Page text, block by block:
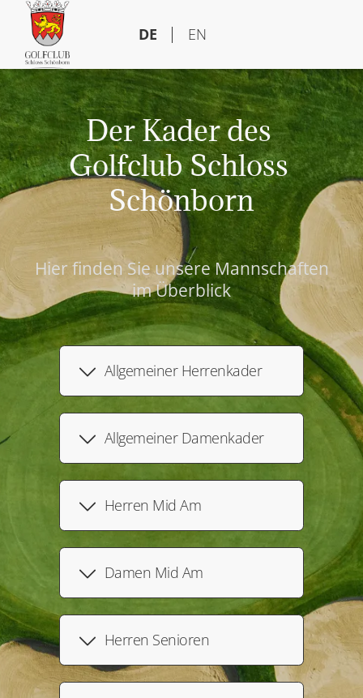
DE EN
Der Kader des
Golfclub Schloss
Schönborn
Hier finden Sie unsere Mannschaften
im Überblick
Allgemeiner Herrenkader
Allgemeiner Damenkader
Herren Mid Am
Damen Mid Am
Herren Senioren